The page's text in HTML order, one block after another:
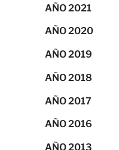
AÑO 2021
AÑO 2020
AÑO 2019
AÑO 2018
AÑO 2017
AÑO 2016
AÑO 2013